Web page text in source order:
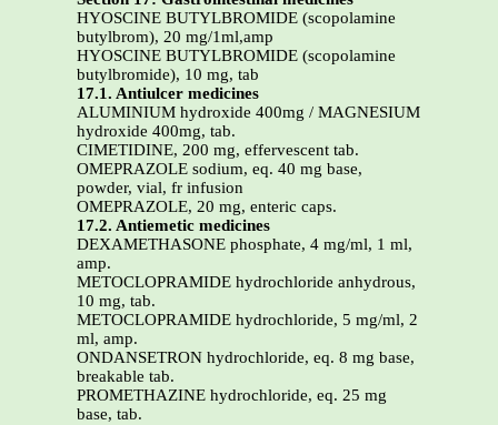
HYOSCINE BUTYLBROMIDE (scopolamine
butylbrom), 20 mg/1ml,amp
HYOSCINE BUTYLBROMIDE (scopolamine
butylbromide), 10 mg, tab
17.1. Antiulcer medicines
ALUMINIUM hydroxide 400mg / MAGNESIUM
hydroxide 400mg, tab.
CIMETIDINE, 200 mg, effervescent tab.
OMEPRAZOLE sodium, eq. 40 mg base,
powder, vial, fr infusion
OMEPRAZOLE, 20 mg, enteric caps.
17.2. Antiemetic medicines
DEXAMETHASONE phosphate, 4 mg/ml, 1 ml,
amp.
METOCLOPRAMIDE hydrochloride anhydrous,
10 mg, tab.
METOCLOPRAMIDE hydrochloride, 5 mg/ml, 2
ml, amp.
ONDANSETRON hydrochloride, eq. 8 mg base,
breakable tab.
PROMETHAZINE hydrochloride, eq. 25 mg
base, tab.